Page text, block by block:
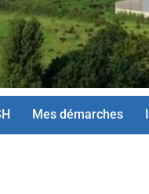
Mes démarches